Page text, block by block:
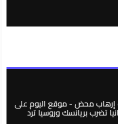
إرهاب محض - موقع اليومعلى
تضرب بريانسك وروسيا ترد